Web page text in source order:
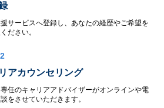
サービスへ登録し、あなたの経歴やご希望を
ださい。
アカウンセリング
任のキャリアアドバイザーがオンラインや電
をさせていただきます。